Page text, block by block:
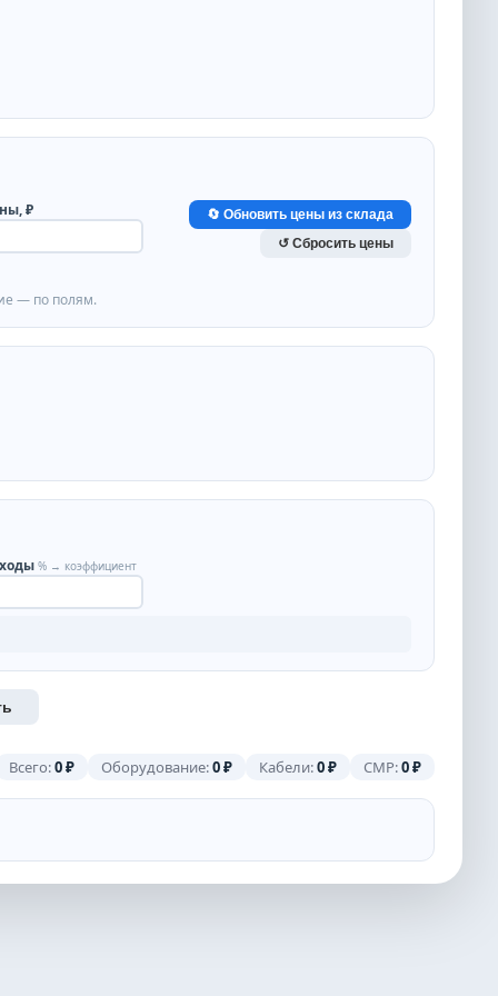
₽
🔄 Обновить цены из склада
↺ Сбросить цены
— по полям.
% → коэффициент
Всего:0₽ Оборудование:0₽ Кабели:0₽ СМР:0₽